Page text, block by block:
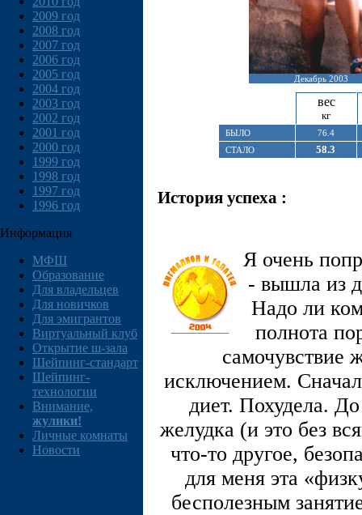
2009 год
2008 год
2007 год
2006 год
2005 год
2004 год
2003 год
2002 год
2001 год
2000 год
1999 год
1998 год
1997 год
1996 год
Информация
МФШ
Образование
Для владельцев
Для новичков
Для эмигрантов
Виртуальный клуб
Открытие ш-зала
Шейпинг-стандарт
Шейпинг-
технологии
Внимание,
жулики!
Личные комнаты
Новости
Декабрь 2003
вес
кг
БЫЛО
76.4
СТАЛО
58.3
История успеха :
Я очень
- вышла из
Надо ли
полнота
самочувствие
исключением.
диет. Похудела. До
желудка (и это без
что-то другое,
для меня эта
бесполезным